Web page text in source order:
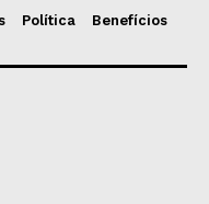
Política
Benefícios